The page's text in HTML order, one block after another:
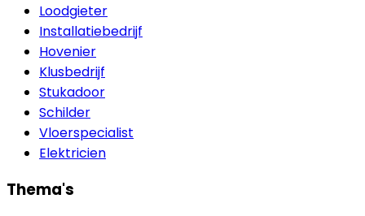
Loodgieter
Installatiebedrijf
Hovenier
Klusbedrijf
Stukadoor
Schilder
Vloerspecialist
Elektricien
Thema's